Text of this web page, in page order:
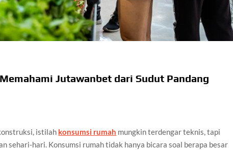
Jutawanbet dari Sudut Pandang
istilah konsumsi rumah mungkin terdengar teknis, tapi
sehari-hari. Konsumsi rumah tidak hanya bicara soal berapa besar